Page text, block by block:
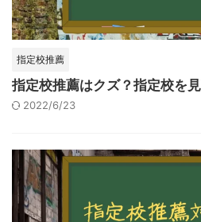
指定校推薦
指定校推薦はクズ？指定校を
2022/6/23